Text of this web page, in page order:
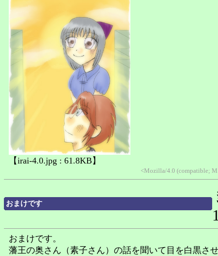
【irai-4.0.jpg : 61.8KB】
<Mozilla/4.0 (compatible;
おまけです
おまけです。
藩王の奥さん（素子さん）の話を聞いて目を白黒さ